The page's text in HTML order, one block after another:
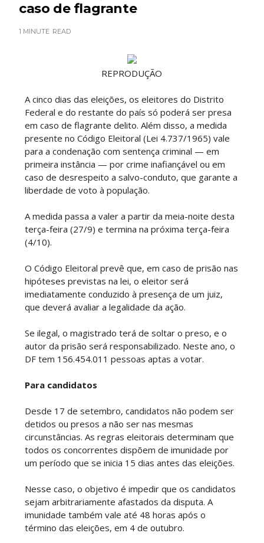
caso de flagrante
1 MINUTE READ
REPRODUÇÃO
A cinco dias das eleições, os eleitores do Distrito
Federal e do restante do país só poderá ser presa
em caso de flagrante delito. Além disso, a medida
presente no Código Eleitoral (Lei 4.737/1965) vale
para a condenação com sentença criminal — em
primeira instância — por crime inafiançável ou em
caso de desrespeito a salvo-conduto, que garante a
liberdade de voto à população.
A medida passa a valer a partir da meia-noite desta
terça-feira (27/9) e termina na próxima terça-feira
(4/10).
O Código Eleitoral prevê que, em caso de prisão nas
hipóteses previstas na lei, o eleitor será
imediatamente conduzido à presença de um juiz,
que deverá avaliar a legalidade da ação.
Se ilegal, o magistrado terá de soltar o preso, e o
autor da prisão será responsabilizado. Neste ano, o
DF tem 156.454.011 pessoas aptas a votar.
Para candidatos
Desde 17 de setembro, candidatos não podem ser
detidos ou presos a não ser nas mesmas
circunstâncias. As regras eleitorais determinam que
todos os concorrentes dispõem de imunidade por
um período que se inicia 15 dias antes das eleições.
Nesse caso, o objetivo é impedir que os candidatos
sejam arbitrariamente afastados da disputa. A
imunidade também vale até 48 horas após o
término das eleições, em 4 de outubro.